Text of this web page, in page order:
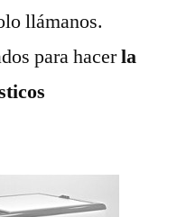
llámanos.
para hacerla